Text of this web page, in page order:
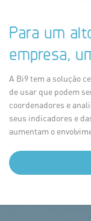
Para um
empresa,
A Bi9 tem a solução
de usar que podem
coordenadores e
seus indicadores e
aumentam o